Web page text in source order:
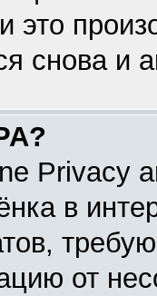
это
снова и
Privacy
в
от